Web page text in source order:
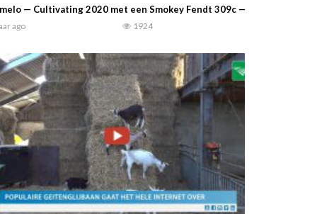
— Cultivating 2020 met een Smokey Fendt 309c — Trekker TV
ago 1924